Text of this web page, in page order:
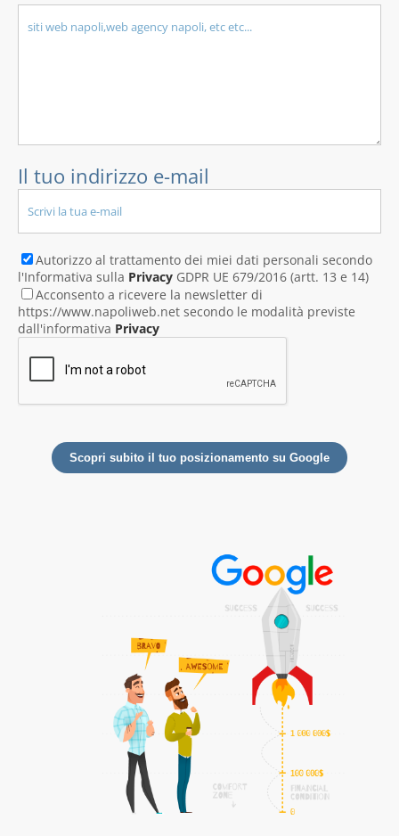
Il tuo indirizzo e-mail
Autorizzo al trattamento dei miei dati personali secondo
l'Informativa sulla Privacy GDPR UE 679/2016 (artt. 13 e 14)
Acconsento a ricevere la newsletter di
https://www.napoliweb.net secondo le modalità previste
dall'informativa Privacy